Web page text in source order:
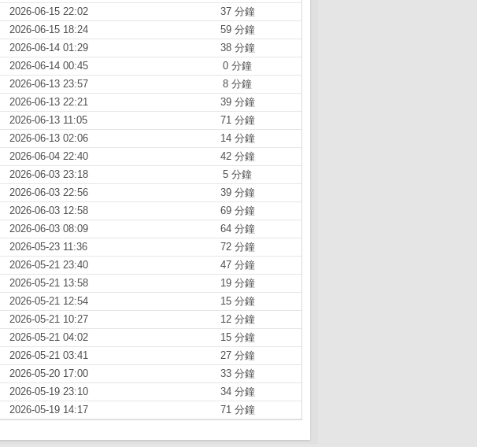
2026-06-15 22:02
37 分鐘
2026-06-15 18:24
59 分鐘
2026-06-14 01:29
38 分鐘
2026-06-14 00:45
0 分鐘
2026-06-13 23:57
8 分鐘
2026-06-13 22:21
39 分鐘
2026-06-13 11:05
71 分鐘
2026-06-13 02:06
14 分鐘
2026-06-04 22:40
42 分鐘
2026-06-03 23:18
5 分鐘
2026-06-03 22:56
39 分鐘
2026-06-03 12:58
69 分鐘
2026-06-03 08:09
64 分鐘
2026-05-23 11:36
72 分鐘
2026-05-21 23:40
47 分鐘
2026-05-21 13:58
19 分鐘
2026-05-21 12:54
15 分鐘
2026-05-21 10:27
12 分鐘
2026-05-21 04:02
15 分鐘
2026-05-21 03:41
27 分鐘
2026-05-20 17:00
33 分鐘
2026-05-19 23:10
34 分鐘
2026-05-19 14:17 71 分鐘